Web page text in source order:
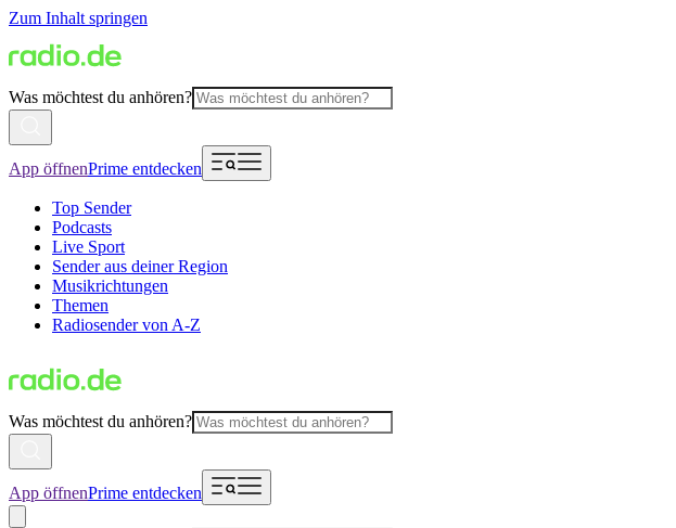
Zum Inhalt springen
Was möchtest du anhören?
App öffnenPrime entdecken
Top Sender
Podcasts
Live Sport
Sender aus deiner Region
Musikrichtungen
Themen
Radiosender von A-Z
Was möchtest du anhören?
App öffnenPrime entdecken